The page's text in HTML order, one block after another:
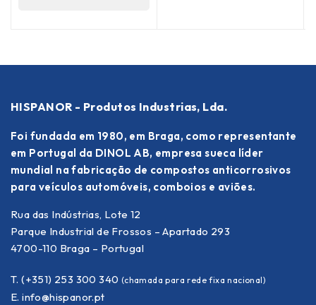
HISPANOR - Produtos Industrias, Lda.
Foi fundada em 1980, em Braga, como representante
em Portugal da DINOL AB, empresa sueca líder
mundial na fabricação de compostos anticorrosivos
para veículos automóveis, comboios e aviões.
Rua das Indústrias, Lote 12
Parque Industrial de Frossos – Apartado 293
4700-110 Braga – Portugal
T. (+351) 253 300 340 (chamada para rede fixa nacional)
E. info@hispanor.pt